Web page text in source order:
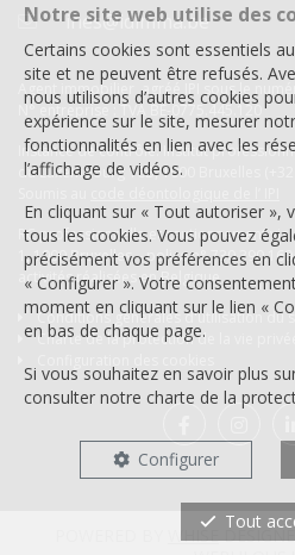
Notre site web utilise des
Certains cookies sont essentiels
site et ne peuvent être refusés.
nous utilisons d’autres cookies
expérience sur le site, mesurer
fonctionnalités en lien avec les
l’affichage de vidéos.
En cliquant sur « Tout autoriser »,
tous les cookies. Vous pouvez
précisément vos préférences en
« Configurer ». Votre
moment en cliquant sur le lien «
en bas de chaque page.
Si vous souhaitez en savoir plus
consulter notre charte de la
Configurer
Tout
ines@idimma.be
Agent immobilier agréé IPI sous le
N° entreprise : TVA BE-0775.445.120
Instance de contrôle: Institut
du Luxembourg 16B, 1000 Bruxelles
RC professionnelle et cautionnement via
1, 1000 Bruxelles – police n°
activités réalisées en Belgique
Conditions générales d'utilisation du
Charte de la protection de la vie privée
WHISE